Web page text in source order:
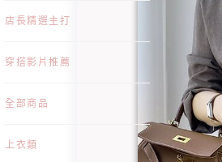
店長精選主打
穿搭影片推薦
全部商品
上衣類